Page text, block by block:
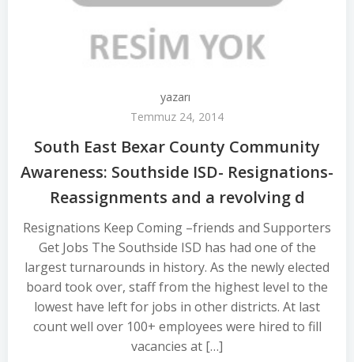
yazarı
Temmuz 24, 2014
South East Bexar County Community
Awareness: Southside ISD- Resignations-
Reassignments and a revolving d
Resignations Keep Coming –friends and Supporters
Get Jobs The Southside ISD has had one of the
largest turnarounds in history. As the newly elected
board took over, staff from the highest level to the
lowest have left for jobs in other districts. At last
count well over 100+ employees were hired to fill
vacancies at […]